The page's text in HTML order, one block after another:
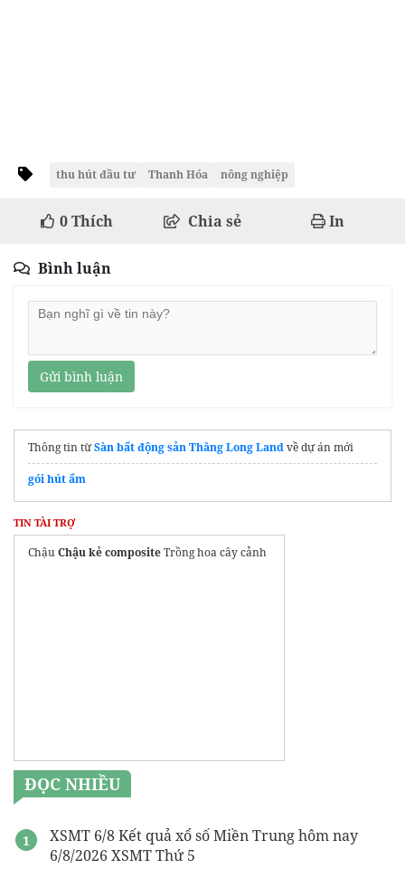
thu hút đầu tư Thanh Hóa nông nghiệp
0Thích Chia sẻ In
Bình luận
Gửi bình luận
Thông tin từSàn bất động sản Thăng Long Landvề dự án mới
gói hút ẩm
TIN TÀI TRỢ
ChậuChậu kẻ compositeTrồng hoa cây cảnh
ĐỌC NHIỀU
XSMT 6/8 Kết quả xổ số Miền Trung hôm nay
6/8/2026 XSMT Thứ 5